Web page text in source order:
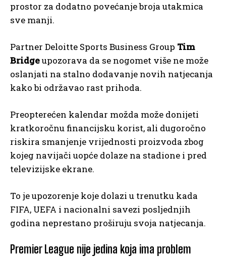
prostor za dodatno povećanje broja utakmica
sve manji.
Partner Deloitte Sports Business Group Tim
Bridgeupozorava da se nogomet više ne može
oslanjati na stalno dodavanje novih natjecanja
kako bi održavao rast prihoda.
Preopterećen kalendar možda može donijeti
kratkoročnu financijsku korist, ali dugoročno
riskira smanjenje vrijednosti proizvoda zbog
kojeg navijači uopće dolaze na stadione i pred
televizijske ekrane.
To je upozorenje koje dolazi u trenutku kada
FIFA, UEFA i nacionalni savezi posljednjih
godina neprestano proširuju svoja natjecanja.
Premier League nije jedina koja ima problem